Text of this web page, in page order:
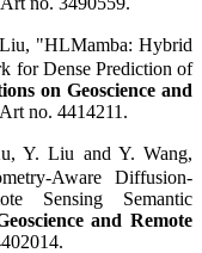
"HLMamba: Hybrid
for Dense Prediction of
on Geoscience and
no. 4414211.
Y. Liu and Y. Wang,
Aware Diffusion-
Sensing Semantic
and Remote